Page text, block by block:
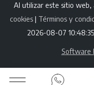
Al utilizar este sitio web,
cookies | Términos y
2026-08-07
Software